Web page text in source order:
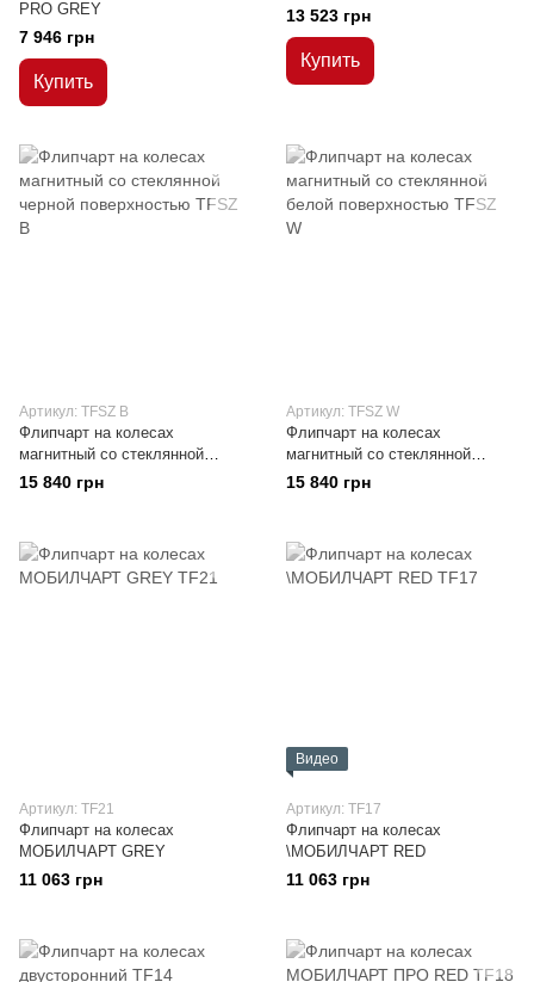
PRO GREY
7 946 грн
Купить
13 523 грн
Купить
Артикул: TFSZ В
Флипчарт на колесах
магнитный со стеклянной
черной поверхностью
15 840 грн
Артикул: TFSZ W
Флипчарт на колесах
магнитный со стеклянной
белой поверхностью
15 840 грн
Артикул: TF21
Флипчарт на колесах
МОБИЛЧАРТ GREY
11 063 грн
Видео
Артикул: TF17
Флипчарт на колесах
\МОБИЛЧАРТ RED
11 063 грн